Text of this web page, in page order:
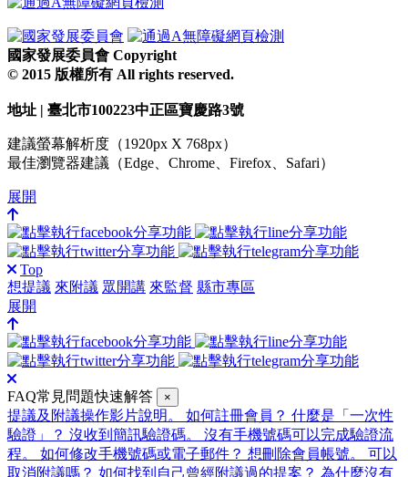
國家發展委員會 Copyright
© 2015 版權所有 All rights reserved.
地址 | 臺北市100223中正區寶慶路3號
建議螢幕解析度（1920px X 768px）
最佳瀏覽器建議（Edge、Chrome、Firefox、Safari）
展開
Top
想提議 來附議 眾開講 來監督 縣市專區
展開
FAQ常見問題快速解答 ×
提議及附議操作影片說明。 如何註冊會員？ 什麼是「一次性
驗證」？ 沒收到簡訊驗證碼。 沒有手機號碼可以完成驗證流
程。 如何修改手機號碼或電子郵件？ 想刪除會員帳號。 可以
取消附議嗎？ 如何找到自己曾經附議過的提案？ 為什麼沒有